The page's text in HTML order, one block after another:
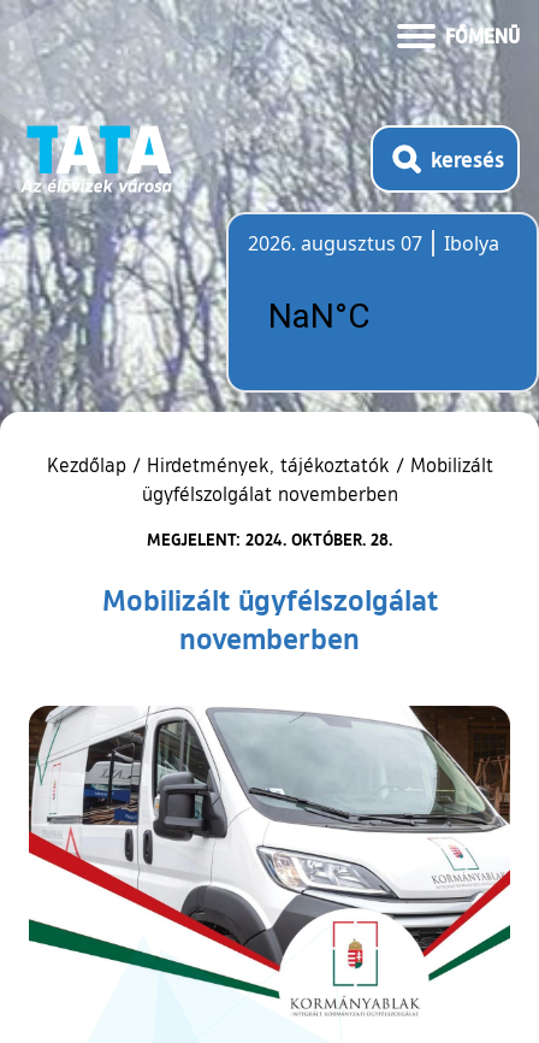
FŐMENÜ
keresés
2026. augusztus 07
Ibolya
Kezdőlap / Hirdetmények, tájékoztatók / Mobilizált
ügyfélszolgálat novemberben
MEGJELENT: 2024. OKTÓBER. 28.
Mobilizált ügyfélszolgálat
novemberben